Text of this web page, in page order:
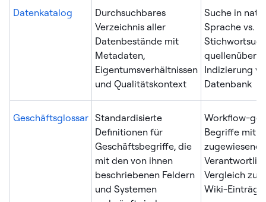
Datenkatalog
Durchsuchbares
Verzeichnis aller
Datenbestände mit
Metadaten,
Eigentumsverhältnissen
und Qualitätskontext
Suche in
Sprache vs.
Indizierung
Datenbank
Geschäftsglossar Standardisierte
Definitionen für
Geschäftsbegriffe, die
mit den von ihnen
beschriebenen Feldern
und Systemen
Workflow-
Begriffe mit
zugewiesenen
Vergleich zu
Wiki-